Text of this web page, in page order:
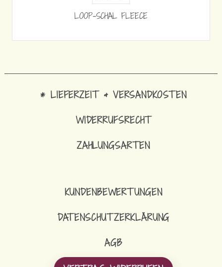
LOOP-SCHAL FLEECE
* LIEFERZEIT & VERSANDKOSTEN
WIDERRUFSRECHT
ZAHLUNGSARTEN
KUNDENBEWERTUNGEN
DATENSCHUTZERKLÄRUNG
AGB